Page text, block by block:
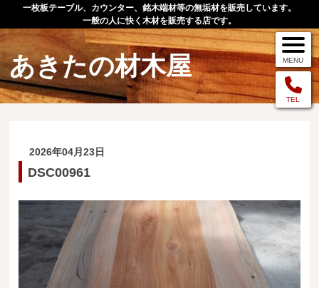
一枚板テーブル、カウンター、銘木端材等の無垢材を販売しています。
一般の人に快く木材を販売する店です。
あきたの材木屋
TEL
MENU
メニュー
作品例
店舗案内
お問い合わせ
お客様の声
2026年04月23日
DSC00961